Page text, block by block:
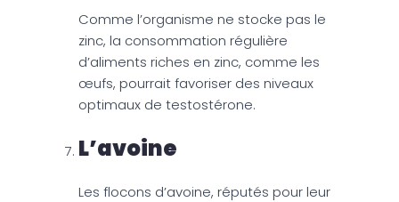
Comme l’organisme ne stocke pas le
zinc, la consommation régulière
d’aliments riches en zinc, comme les
œufs, pourrait favoriser des niveaux
optimaux de testostérone.
L’avoine
Les flocons d’avoine, réputés pour leur